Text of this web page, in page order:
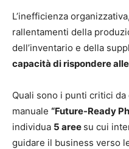
L’inefficienza
rallentamenti della
dell’inventario e della
capacità di rispondere
Quali sono i punti critici
manuale “Future-Ready
individua 5 aree su cui
guidare il business verso